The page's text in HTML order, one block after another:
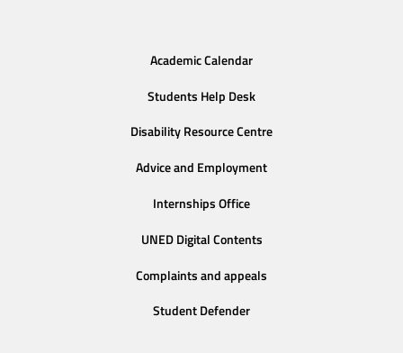
Academic Calendar
Students Help Desk
Disability Resource Centre
Advice and Employment
Internships Office
UNED Digital Contents
Complaints and appeals
Student Defender